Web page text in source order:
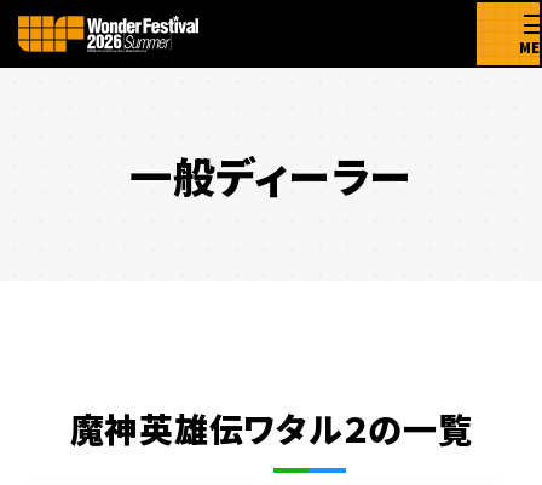
一般ディーラー
魔神英雄伝ワタル２の一覧